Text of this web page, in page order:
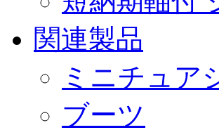
関連製品
ミニチュア
ブーツ